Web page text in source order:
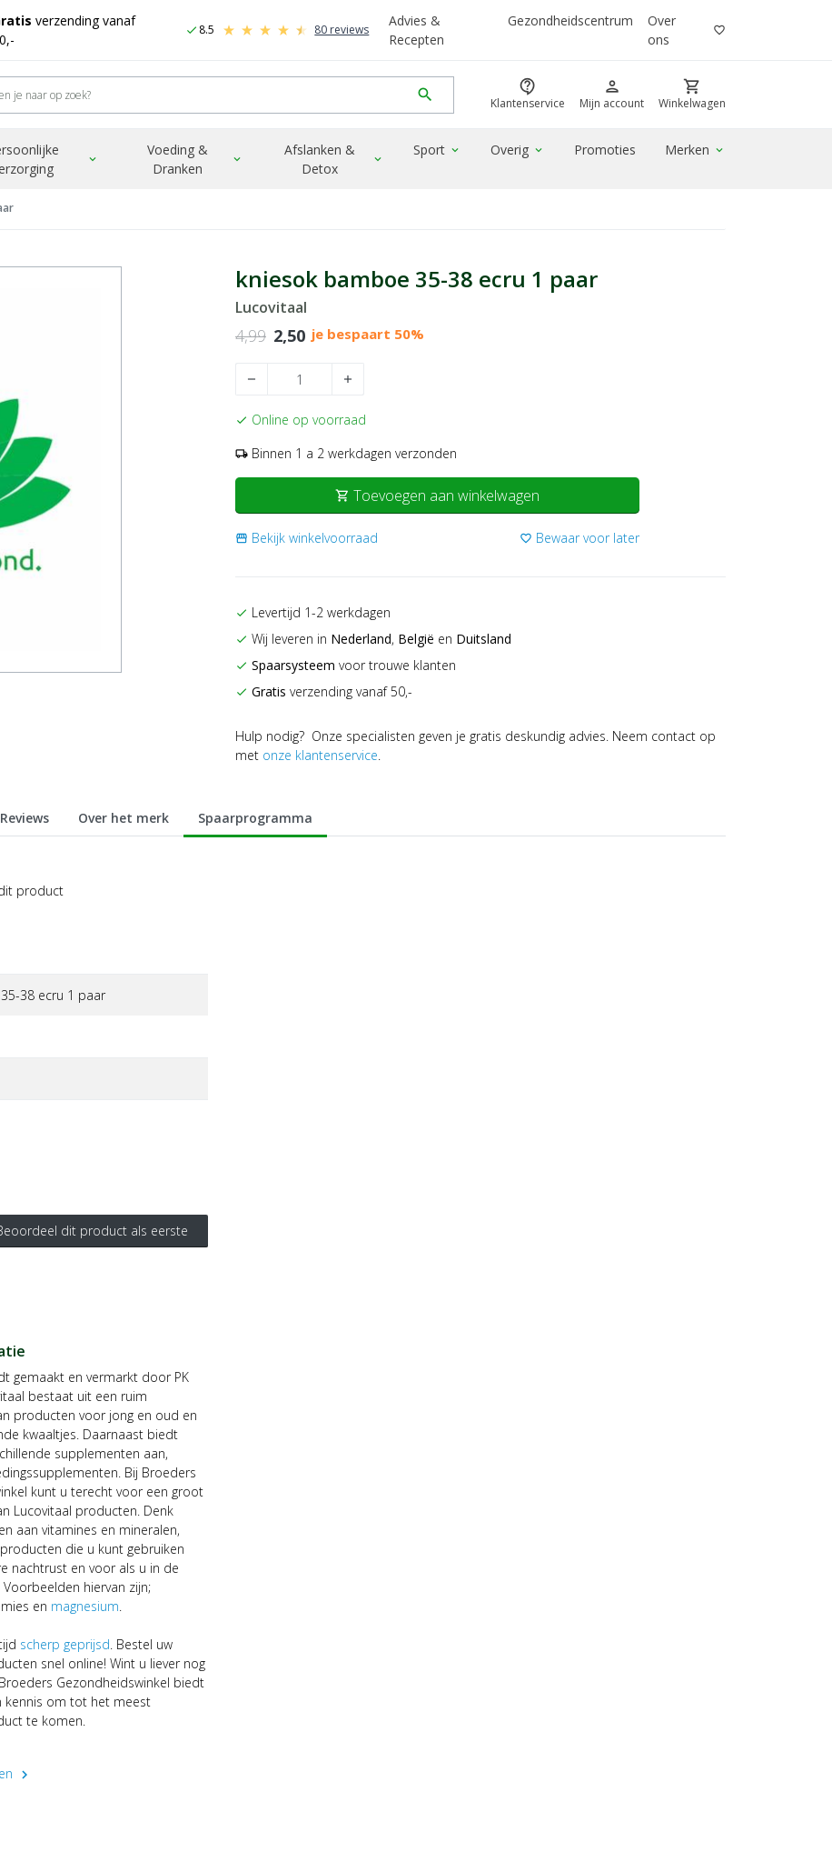
verzending vanaf
check 8.5 80 reviews
Advies &
Recepten
Gezondheidscentrum
Over
ons
favorite_border
search contact_support
Klantenservice
person
Mijn account
shopping_cart
Winkelwagen
expand_more
Voeding &
Dranken
expand_more
Afslanken &
Detox
expand_more
Sport expand_more Overig expand_more Promoties Merken expand_more
kniesok bamboe 35-38 ecru 1 paar
Lucovitaal
4,99 2,50 je bespaart 50%
remove add
check Online op voorraad
local_shipping Binnen 1 a 2 werkdagen verzonden
shopping_cart Toevoegen aan winkelwagen
storefront Bekijk winkelvoorraad favorite_border Bewaar voor later
check Levertijd 1-2 werkdagen
check Wij leveren in Nederland, België en Duitsland
check Spaarsysteem voor trouwe klanten
check Gratis verzending vanaf 50,-
Hulp nodig? Onze specialisten geven je gratis deskundig advies. Neem contact op
met onze klantenservice.
Reviews Over het merk Spaarprogramma
product
38 ecru 1 paar
dit product als eerste
gemaakt en vermarkt door PK
bestaat uit een ruim
producten voor jong en oud en
kwaaltjes. Daarnaast biedt
supplementen aan,
Bij Broeders
kunt u terecht voor een groot
Lucovitaal producten. Denk
aan vitamines en mineralen,
die u kunt gebruiken
nachtrust en voor als u in de
hiervan zijn;
en magnesium.
scherp geprijsd. Bestel uw
snel online! Wint u liever nog
Gezondheidswinkel biedt
kennis om tot het meest
te komen.
chevron_right